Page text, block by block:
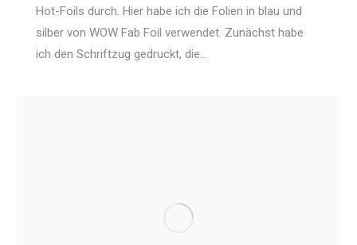
Hot-Foils durch. Hier habe ich die Folien in blau und
silber von WOW Fab Foil verwendet. Zunächst habe
ich den Schriftzug gedruckt, die…